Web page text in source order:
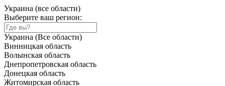
Украина (все области)
Выберите ваш регион:
Украина (Все области)
Винницкая область
Волынская область
Днепропетровская область
Донецкая область
Житомирская область